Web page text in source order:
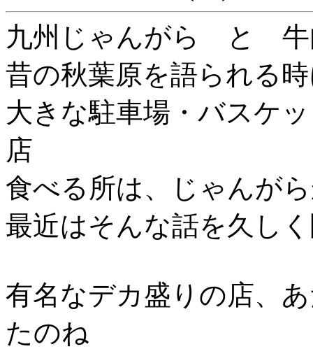
九州じゃんがら と 牛
昔の秋葉原を語られる
大きな駐車場・バスケ
店
食べる所は、じゃんが
最近はそんな話を久し
有名なデカ盛りの店、
たのね